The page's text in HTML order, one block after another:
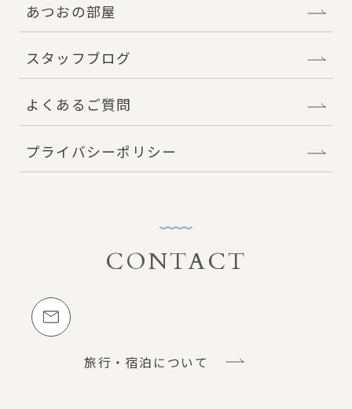
あつおの部屋
スタッフブログ
よくあるご質問
プライバシーポリシー
お問い合わせCONTACT
メールでのお問い合わせ
旅行・宿泊について